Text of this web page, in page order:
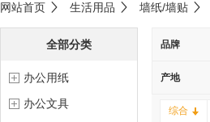
网站首页 生活用品 墙纸/墙贴
全部分类
办公用纸
办公文具
品牌
产地
综合